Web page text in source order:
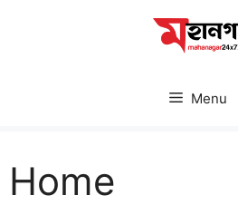
Menu
Home